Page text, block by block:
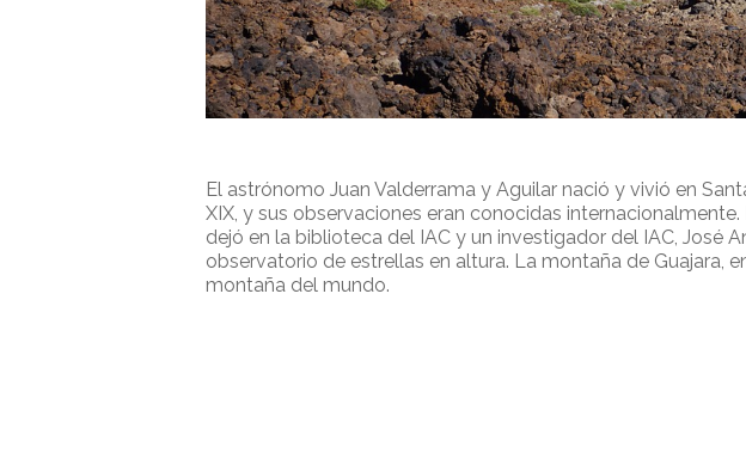
El astrónomo Juan Valderrama y Aguilar nació y vivió en
XIX, y sus observaciones eran conocidas
dejó en la biblioteca del IAC y un investigador del IAC, José
observatorio de estrellas en altura. La montaña de Guajara,
montaña del mundo.